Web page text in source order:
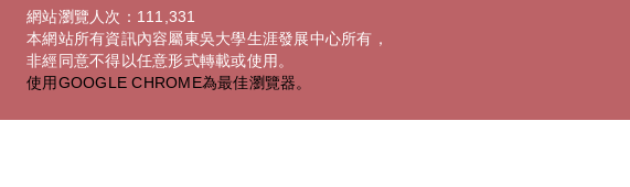
網站瀏覽人次：111,331
本網站所有資訊內容屬東吳大學生涯發展中心所有，
非經同意不得以任意形式轉載或使用。
使用GOOGLE CHROME為最佳瀏覽器。